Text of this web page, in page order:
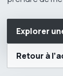
Explorer
Retour à